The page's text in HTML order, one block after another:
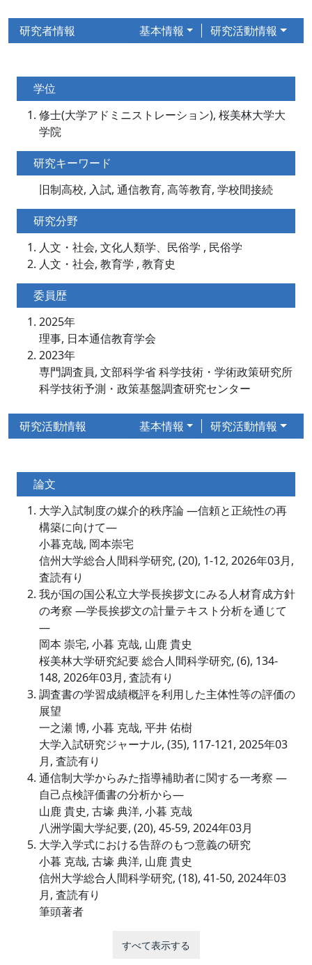
研究者情報 基本情報 研究活動情報
学位
修士(大学アドミニストレーション), 桜美林大学大
学院
研究キーワード
旧制高校, 入試, 通信教育, 高等教育, 学校間接続
研究分野
人文・社会, 文化人類学、民俗学 , 民俗学
人文・社会, 教育学 , 教育史
委員歴
2025年
理事, 日本通信教育学会
2023年
専門調査員, 文部科学省 科学技術・学術政策研究所
科学技術予測・政策基盤調査研究センター
研究活動情報 基本情報 研究活動情報
論文
大学入試制度の媒介的秩序論 ―信頼と正統性の再
構築に向けて―
小暮克哉, 岡本崇宅
信州大学総合人間科学研究, (20), 1-12, 2026年03月,
査読有り
我が国の国公私立大学長挨拶文にみる人材育成方針
の考察 ―学長挨拶文の計量テキスト分析を通じて
―
岡本 崇宅, 小暮 克哉, 山鹿 貴史
桜美林大学研究紀要 総合人間科学研究, (6), 134-
148, 2026年03月, 査読有り
調査書の学習成績概評を利用した主体性等の評価の
展望
一之瀬 博, 小暮 克哉, 平井 佑樹
大学入試研究ジャーナル, (35), 117-121, 2025年03
月, 査読有り
通信制大学からみた指導補助者に関する一考察 ―
自己点検評価書の分析から―
山鹿 貴史, 古壕 典洋, 小暮 克哉
八洲学園大学紀要, (20), 45-59, 2024年03月
大学入学式における告辞のもつ意義の研究
小暮 克哉, 古壕 典洋, 山鹿 貴史
信州大学総合人間科学研究, (18), 41-50, 2024年03
月, 査読有り
筆頭著者
すべて表示する